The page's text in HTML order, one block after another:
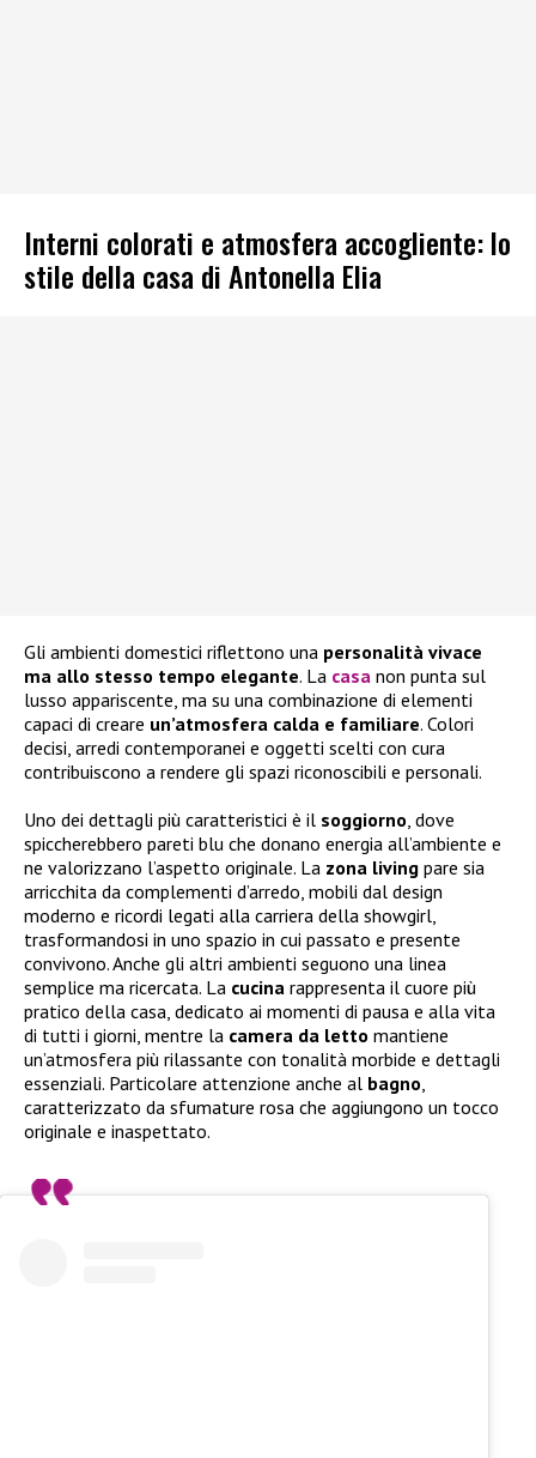
Interni colorati e atmosfera accogliente: lo
stile della casa di Antonella Elia
Gli ambienti domestici riflettono una personalità vivace
ma allo stesso tempo elegante. La casa non punta sul
lusso appariscente, ma su una combinazione di elementi
capaci di creare un’atmosfera calda e familiare. Colori
decisi, arredi contemporanei e oggetti scelti con cura
contribuiscono a rendere gli spazi riconoscibili e personali.
Uno dei dettagli più caratteristici è il soggiorno , dove
spiccherebbero pareti blu che donano energia all’ambiente e
ne valorizzano l’aspetto originale. La zona living pare sia
arricchita da complementi d’arredo, mobili dal design
moderno e ricordi legati alla carriera della showgirl,
trasformandosi in uno spazio in cui passato e presente
convivono. Anche gli altri ambienti seguono una linea
semplice ma ricercata. La cucina rappresenta il cuore più
pratico della casa, dedicato ai momenti di pausa e alla vita
di tutti i giorni, mentre la camera da letto mantiene
un’atmosfera più rilassante con tonalità morbide e dettagli
essenziali. Particolare attenzione anche al bagno
caratterizzato da sfumature rosa che aggiungono un tocco
originale e inaspettato.